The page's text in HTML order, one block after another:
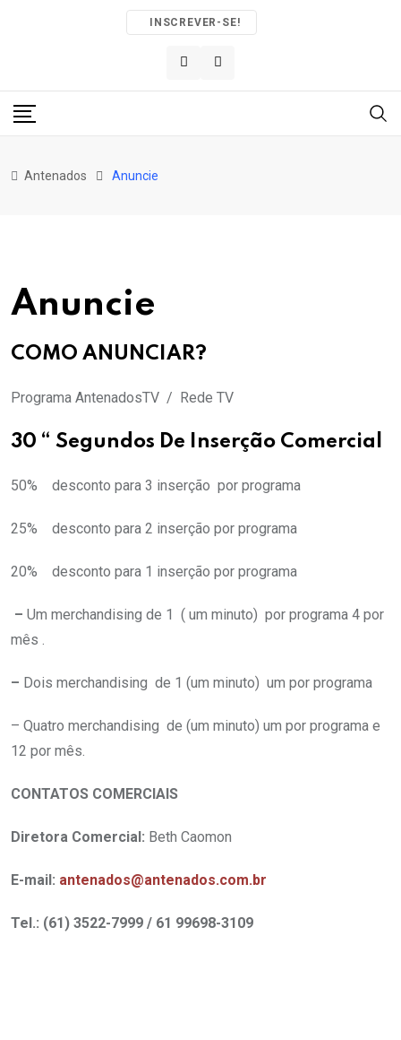
INSCREVER-SE!
Antenados Anuncie
Anuncie
COMO ANUNCIAR?
Programa AntenadosTV / Rede TV
30 “ Segundos De Inserção Comercial
50% desconto para 3 inserção por programa
25% desconto para 2 inserção por programa
20% desconto para 1 inserção por programa
– Um merchandising de 1 ( um minuto) por programa 4 por
mês .
– Dois merchandising de 1 (um minuto) um por programa
– Quatro merchandising de (um minuto) um por programa e
12 por mês.
CONTATOS COMERCIAIS
Diretora Comercial: Beth Caomon
E-mail: antenados@antenados.com.br
Tel.: (61) 3522-7999 / 61 99698-3109